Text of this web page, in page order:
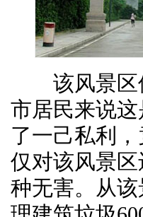
该风景区位
市居民来说
了一己私利
仅对该风景
种无害。从